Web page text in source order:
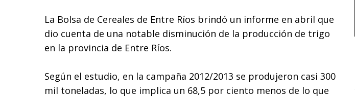
La Bolsa de Cereales de Entre Ríos brindó un informe en abril que
dio cuenta de una notable disminución de la producción de trigo
en la provincia de Entre Ríos.
Según el estudio, en la campaña 2012/2013 se produjeron casi 300
mil toneladas, lo que implica un 68,5 por ciento menos de lo que